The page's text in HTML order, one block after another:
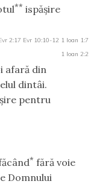
** ispăşire
2:17 Evr 10:10-12 1 Ioan 1:7
1 Ioan 2:2
afară din
dintâi.
pentru
* fără voie
Domnului